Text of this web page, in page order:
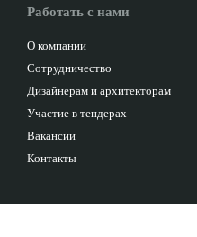
Работать с нами
О компании
Сотрудничество
Дизайнерам и архитекторам
Участие в тендерах
Вакансии
Контакты